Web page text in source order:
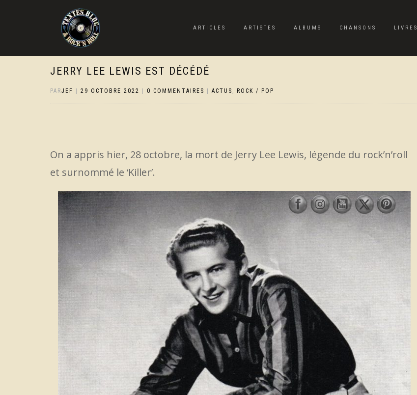
ARTICLES ARTISTES ALBUMS CHANSONS LIVRES
JERRY LEE LEWIS EST DÉCÉDÉ
PARJEF 29 OCTOBRE 2022 0 COMMENTAIRES ACTUS , ROCK / POP
On a appris hier, 28 octobre, la mort de Jerry Lee Lewis, légende du rock’n’roll
et surnommé le ‘Killer’.